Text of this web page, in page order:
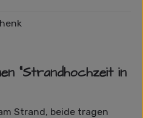
"Strandhochzeit in
Strand, beide tragen